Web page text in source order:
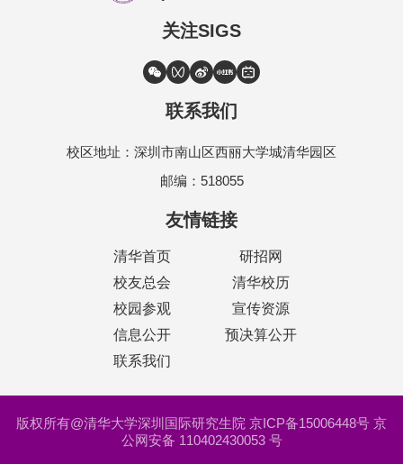
关注SIGS
联系我们
校区地址：深圳市南山区西丽大学城清华园区
邮编：518055
友情链接
清华首页
研招网
校友总会
清华校历
校园参观
宣传资源
信息公开
预决算公开
联系我们
版权所有@清华大学深圳国际研究生院 京ICP备15006448号 京
公网安备 110402430053 号